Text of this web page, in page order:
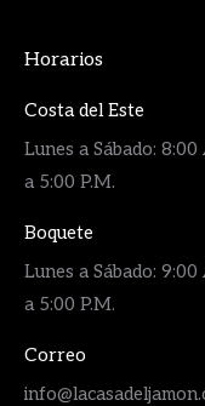
Horarios
Costa del Este
Lunes a Sábado:
a 5:00 P.M.
Boquete
Lunes a Sábado:
a 5:00 P.M.
Correo